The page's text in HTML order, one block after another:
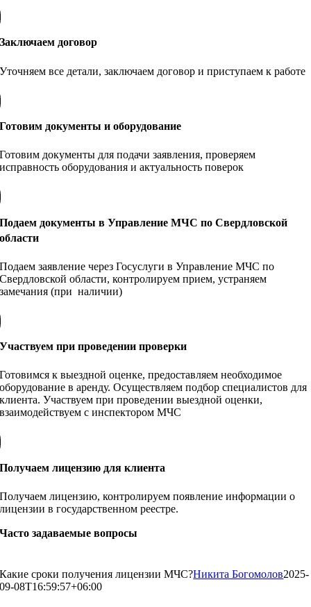
Заключаем договор
Уточняем все детали, заключаем договор и приступаем к работе
Готовим документы и оборудование
Готовим документы для подачи заявления, проверяем
исправность оборудования и актуальность поверок
Подаем документы в Управление МЧС по Свердловской
области
Подаем заявление через Госуслуги в Управление МЧС по
Свердловской области, контролируем прием, устраняем
замечания (при наличии)
Участвуем при проведении проверки
Готовимся к выездной оценке, предоставляем необходимое
оборудование в аренду. Осуществляем подбор специалистов для
клиента. Участвуем при проведении выездной оценки,
взаимодействуем с инспектором МЧС
Получаем лицензию для клиента
Получаем лицензию, контролируем появление информации о
лицензии в государственном реестре.
Часто задаваемые вопросы
Какие сроки получения лицензии МЧС?Никита Богомолов2025-
09-08T16:59:57+06:00